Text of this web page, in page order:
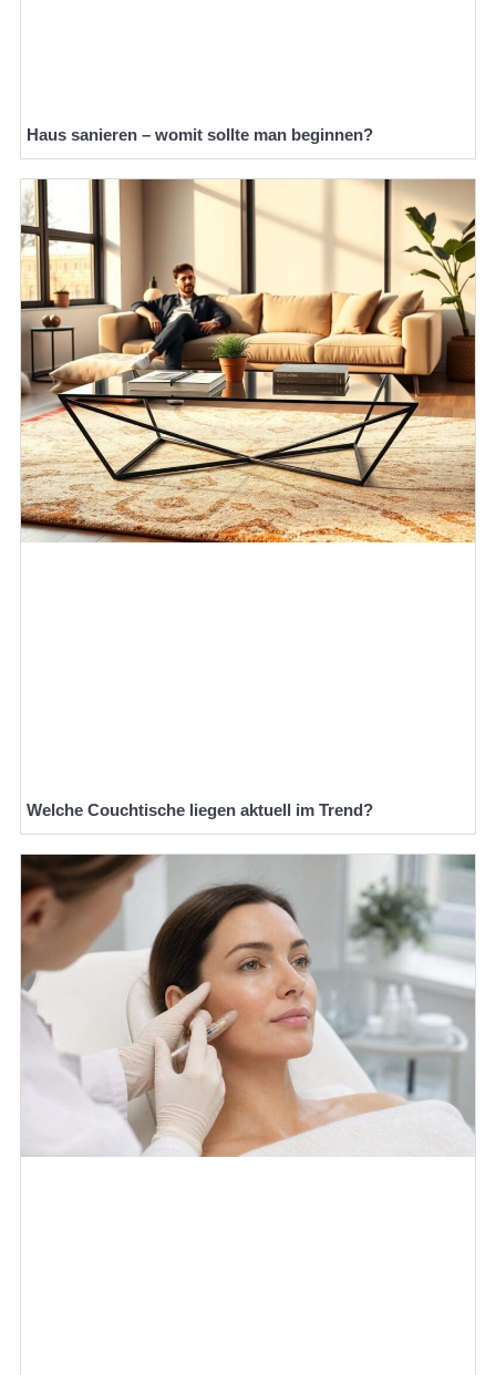
Haus sanieren – womit sollte man beginnen?
Welche Couchtische liegen aktuell im Trend?